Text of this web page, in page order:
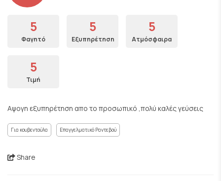
5
Φαγητό
5
Εξυπηρέτηση
5
Ατμόσφαιρα
5
Τιμή
Αψογη εξυπηρέτηση απο το προσωπικό ,πολύ καλές γεύσεις
Για κουβεντούλα Επαγγελματικό Ραντεβού
Share